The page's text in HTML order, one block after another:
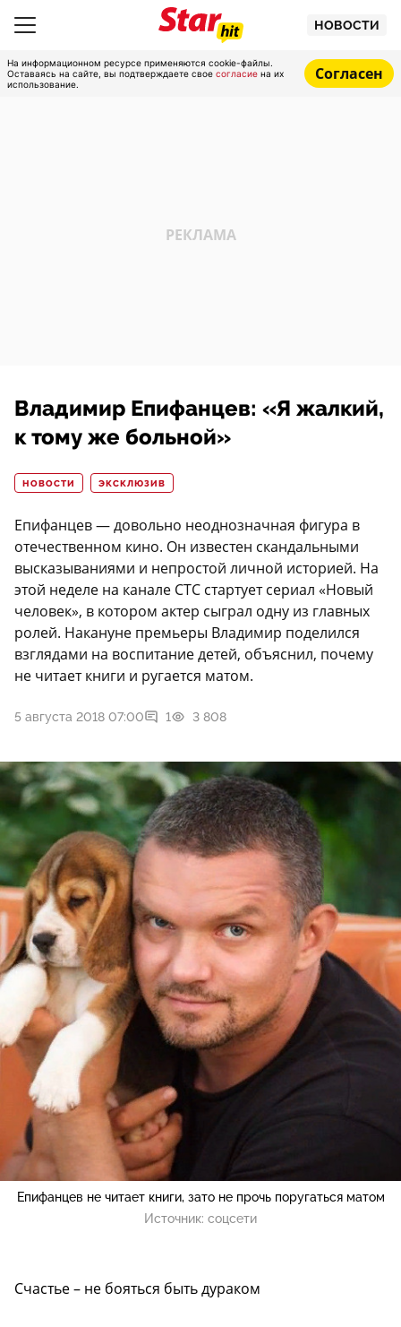
НОВОСТИ
На информационном ресурсе применяются cookie-файлы.
Оставаясь на сайте, вы подтверждаете свое согласие на их
использование.
Согласен
Владимир Епифанцев: «Я жалкий,
к тому же больной»
НОВОСТИ ЭКСКЛЮЗИВ
Епифанцев — довольно неоднозначная фигура в
отечественном кино. Он известен скандальными
высказываниями и непростой личной историей. На
этой неделе на канале СТС стартует сериал «Новый
человек», в котором актер сыграл одну из главных
ролей. Накануне премьеры Владимир поделился
взглядами на воспитание детей, объяснил, почему
не читает книги и ругается матом.
5 августа 2018 07:00 1 3 808
Епифанцев не читает книги, зато не прочь поругаться матом
Источник: соцсети
Счастье – не бояться быть дураком